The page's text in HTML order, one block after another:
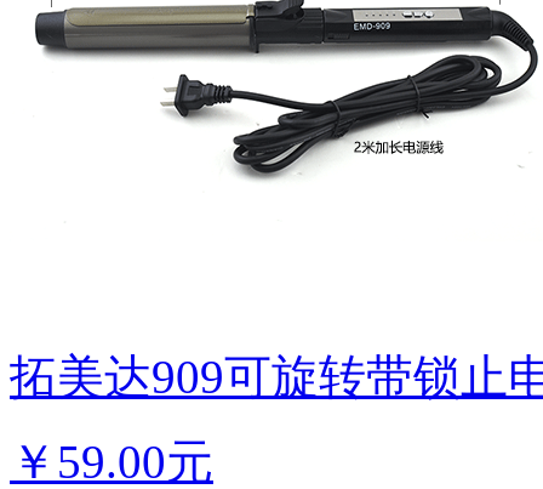
拓美达909可旋转带锁止
￥ 59.00元